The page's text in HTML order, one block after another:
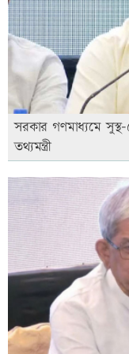
সরকার গণমাধ্যমে
তথ্যমন্ত্রী